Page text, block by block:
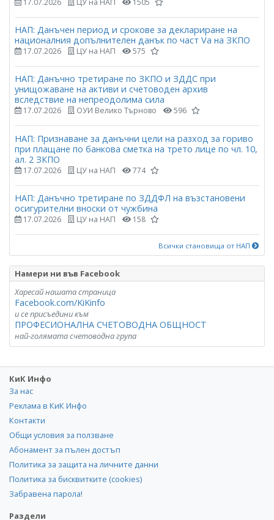
17.07.2026 ЦУ на НАП 1505
НАП: Данъчен период и срокове за деклариране на
националния допълнителен данък по част Vа на ЗКПО
17.07.2026 ЦУ на НАП 575
НАП: Данъчно третиране по ЗКПО и ЗДДС при
унищожаване на активи и счетоводен архив
вследствие на непреодолима сила
17.07.2026 ОУИ Велико Търново 596
НАП: Признаване за данъчни цели на разход за гориво
при плащане по банкова сметка на трето лице по чл. 10,
ал. 2 ЗКПО
17.07.2026 ЦУ на НАП 774
НАП: Данъчно третиране по ЗДДФЛ на възстановени
осигурителни вноски от чужбина
17.07.2026 ЦУ на НАП 158
Всички становища от НАП
Намери ни във Facebook
Харесай нашата страница
Facebook.com/KiKinfo
и се присъедини към
ПРОФЕСИОНАЛНА СЧЕТОВОДНА ОБЩНОСТ
най-голямата счетоводна група
КиК Инфо
За нас
Реклама в КиК Инфо
Контакти
Общи условия за ползване
Абонамент за пълен достъп
Политика за защита на личните данни
Политика за бисквитките (cookies)
Забравена парола!
Раздели